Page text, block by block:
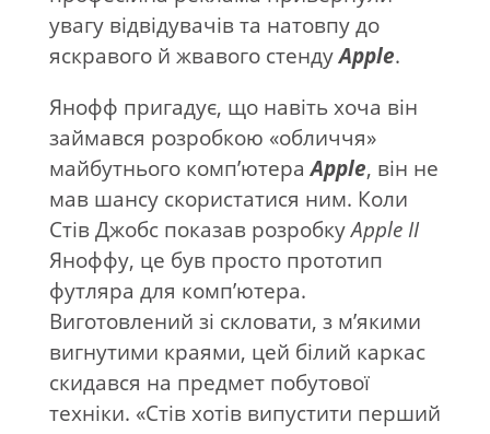
увагу відвідувачів та натовпу до
яскравого й жвавого стендуApple.
Янофф пригадує, що навіть хоча він
займався розробкою «обличчя»
майбутнього комп’ютераApple, він не
мав шансу скористатися ним. Коли
Стів Джобс показав розробкуApple II
Яноффу, це був просто прототип
футляра для комп’ютера.
Виготовлений зі скловати, з м’якими
вигнутими краями, цей білий каркас
скидався на предмет побутової
техніки. «Стів хотів випустити перший